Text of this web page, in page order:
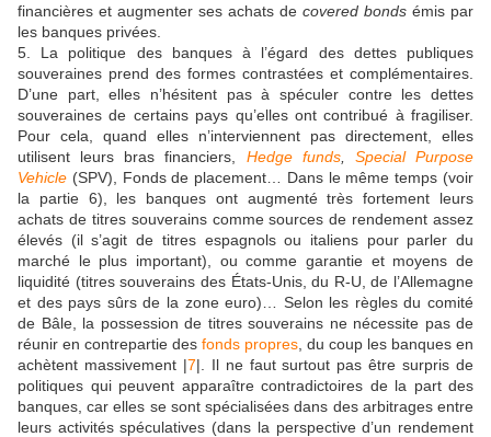
financières et augmenter ses achats de covered bonds émis par
les banques privées.
5. La politique des banques à l’égard des dettes publiques
souveraines prend des formes contrastées et complémentaires.
D’une part, elles n’hésitent pas à spéculer contre les dettes
souveraines de certains pays qu’elles ont contribué à fragiliser.
Pour cela, quand elles n’interviennent pas directement, elles
utilisent leurs bras financiers, Hedge funds, Special Purpose
Vehicle (SPV), Fonds de placement… Dans le même temps (voir
la partie 6), les banques ont augmenté très fortement leurs
achats de titres souverains comme sources de rendement assez
élevés (il s’agit de titres espagnols ou italiens pour parler du
marché le plus important), ou comme garantie et moyens de
liquidité (titres souverains des États-Unis, du R-U, de l’Allemagne
et des pays sûrs de la zone euro)… Selon les règles du comité
de Bâle, la possession de titres souverains ne nécessite pas de
réunir en contrepartie des fonds propres , du coup les banques en
achètent massivement |7|. Il ne faut surtout pas être surpris de
politiques qui peuvent apparaître contradictoires de la part des
banques, car elles se sont spécialisées dans des arbitrages entre
leurs activités spéculatives (dans la perspective d’un rendement